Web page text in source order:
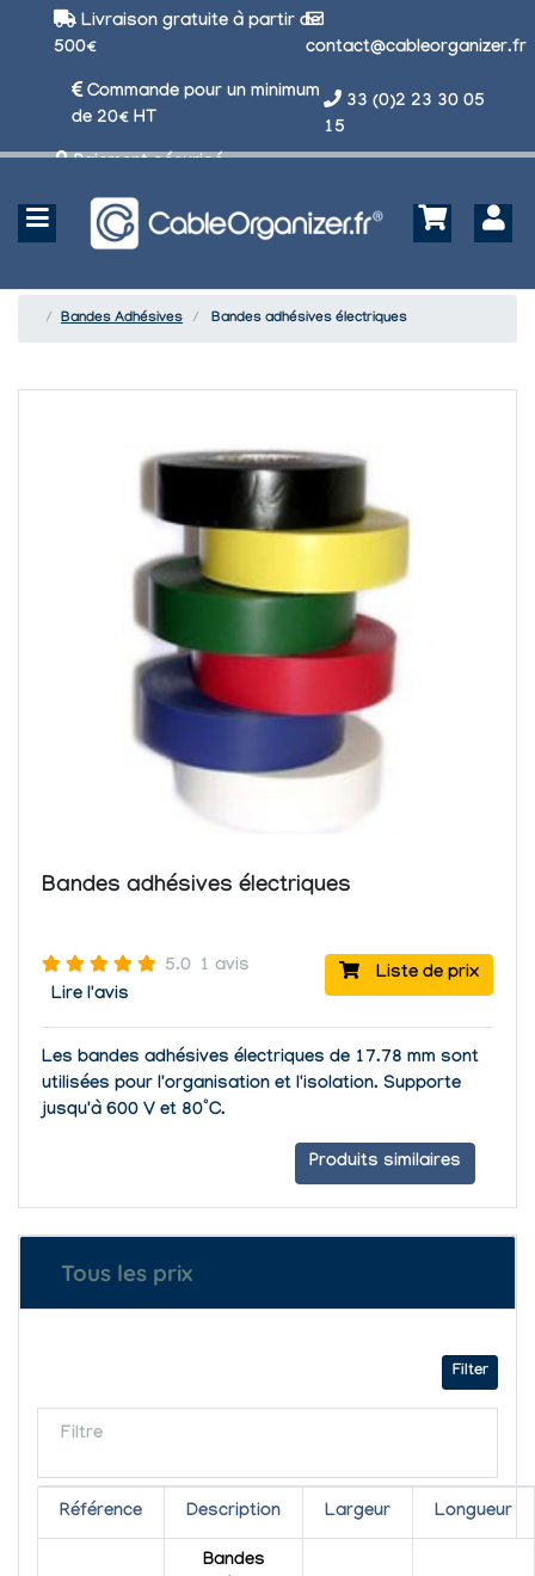
Livraison gratuite à partir de
500€
Commande pour un minimum
de 20€ HT
Paiement sécurisé
contact@cableorganizer.fr
33 (0)2 23 30 05
15
Bandes Adhésives Bandes adhésives électriques
Bandes adhésives électriques
Liste de prix
5.0 1 avis
Lire l'avis
Les bandes adhésives électriques de 17.78 mm sont
utilisées pour l'organisation et l'isolation. Supporte
jusqu'à 600 V et 80°C.
Produits similaires
Tous les prix
Filter
Filtre
Référence Description Largeur Longueur
Bandes